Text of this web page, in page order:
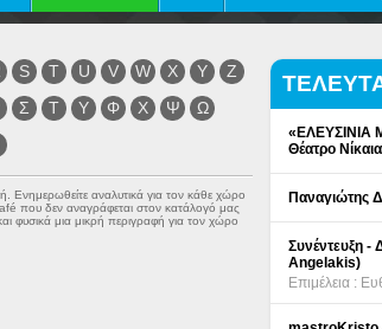
S T U V W X Y
Z
Σ Τ Υ Φ Χ Ψ
Ω
Ενημερωθείτε αναλυτικά για τον κάθε χώρο
που δεν αναγράφεται στον κατάλογό μας
φυσικά μια μικρή περιγραφή για τον χώρο
«ΕΛΕΥΣΙΝΙΑ
Θέατρο
Παναγιώτης
Συνέντευξη -
Angelakis)
Επιμέλεια :